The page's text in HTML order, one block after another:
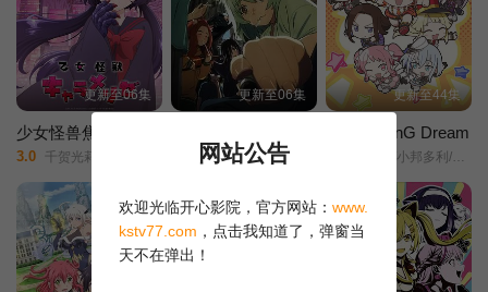
第22集 第23集 第24集
第25集 第26集 第27集
第28集 第30集
第31集 第33集
第34集 第36集
更新至06集
少女怪兽焦糖味
3.0 千贺光莉/梶田大嗣/关根明良/白石晴香/三石琴乃/小西克幸/松井惠理子/
更新至06集
雅尼猫/
更新至44集
元祖！BanG Dream
元祖！/小邦多利/BanG/Dream!/新作迷你动画/Ganso! BanG Dream Chan/
网站公告
欢迎光临开心影院，官方网站： www.
kstv77.com ，点击我知道了，弹窗当
天不在弹出！